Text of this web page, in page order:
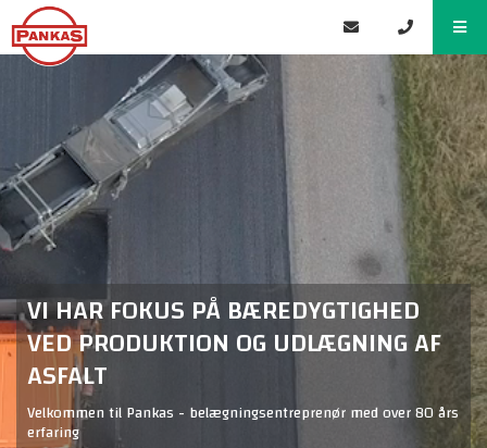
VI HAR FOKUS PÅ BÆREDYGTIGHED
VED PRODUKTION OG UDLÆGNING AF
ASFALT
Velkommen til Pankas - belægningsentreprenør med over 80 års
erfaring